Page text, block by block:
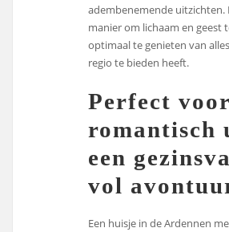
adembenemende uitzichten.
manier om lichaam en geest
optimaal te genieten van
regio te bieden heeft.
Perfect
romantisch
een
vol
Een huisje in de Ardennen